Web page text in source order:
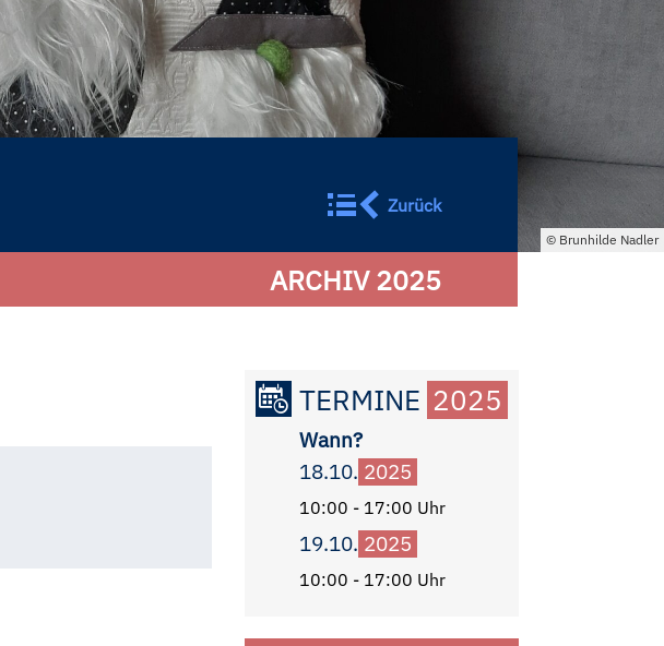
Zurück
ARCHIV 2025
Brunhilde Nadler
TERMINE 2025
Wann?
18.10. 2025
10:00 - 17:00 Uhr
19.10. 2025
10:00 - 17:00 Uhr